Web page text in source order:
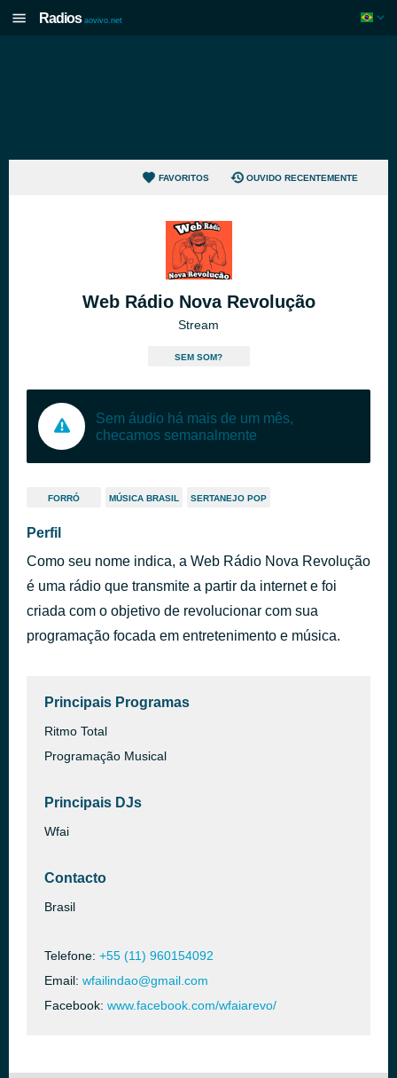
Radios aovivo.net
FAVORITOS OUVIDO RECENTEMENTE
Web Rádio Nova Revolução
Stream
SEM SOM?
Sem áudio há mais de um mês,
checamos semanalmente
FORRÓ MÚSICA BRASIL SERTANEJO POP
Perfil
Como seu nome indica, a Web Rádio Nova Revolução
é uma rádio que transmite a partir da internet e foi
criada com o objetivo de revolucionar com sua
programação focada em entretenimento e música.
Principais Programas
Ritmo Total
Programação Musical
Principais DJs
Wfai
Contacto
Brasil
Telefone: +55 (11) 960154092
Email: wfailindao@gmail.com
Facebook: www.facebook.com/wfaiarevo/